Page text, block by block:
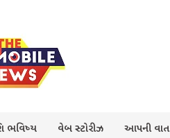
ભવિષ્ય વેબ સ્ટોરીઝ આપની વાત